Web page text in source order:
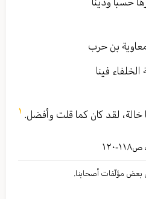
بن حرب‏
الخلفاء فينا
خالة، لقد كان كما قلت وأفضل.
، ص١١٨-١٢٠